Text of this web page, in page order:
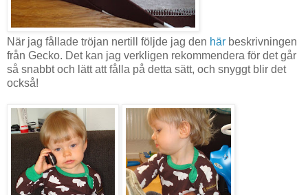
När jag fållade tröjan nertill följde jag den här beskrivningen
från Gecko. Det kan jag verkligen rekommendera för det går
så snabbt och lätt att fålla på detta sätt, och snyggt blir det
också!